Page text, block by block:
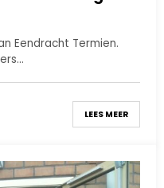
Eendracht Termien.
LEES MEER